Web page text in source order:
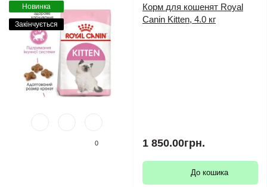
Новинка
Закінчується
0
Корм для кошенят Royal
Canin Kitten, 4.0 кг
1 850.00грн.
До кошика